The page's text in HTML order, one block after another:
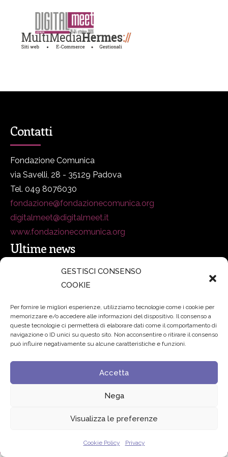
GESTISCI CONSENSO
COOKIE
Per fornire le migliori esperienze, utilizziamo tecnologie come i cookie per
memorizzare e/o accedere alle informazioni del dispositivo. Il consenso a
queste tecnologie ci permetterà di elaborare dati come il comportamento di
navigazione o ID unici su questo sito. Non acconsentire o ritirare il consenso
può influire negativamente su alcune caratteristiche e funzioni.
Accetta
Nega
Visualizza le preferenze
Cookie Policy Privacy
Contatti
Fondazione Comunica
via Savelli, 28 - 35129 Padova
Tel. 049 8076030
fondazione@fondazionecomunica.org
digitalmeet@digitalmeet.it
www.fondazionecomunica.org
Ultime news
secsolutionforum 2026: è Bologna la nuova capitale
Padre Benanti: «Intelligenza artificiale? Contro i nuovi
algoritmi del potere serve una governance condivisa»
Edvance – Digital Education Hub Higher Education